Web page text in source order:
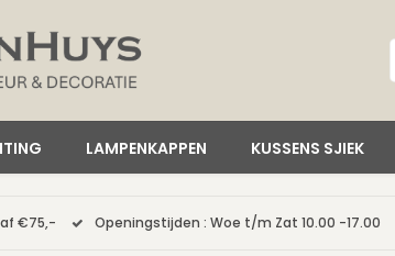
LAMPENKAPPEN KUSSENS SJIEK
€75,- Openingstijden : Woe t/m Zat 10.00 -17.00